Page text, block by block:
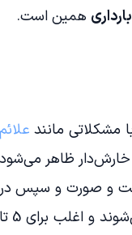
همین است.
مشکلاتی مانند علائم
خارش‌دار ظاهر می‌شود
پشت و صورت و سپس در
کل بدن پخش می‌شود. این بثورات تقریباً 10 تا 21 روز پس از عفونت ظاهر می‌شوند و اغلب برای 5 تا